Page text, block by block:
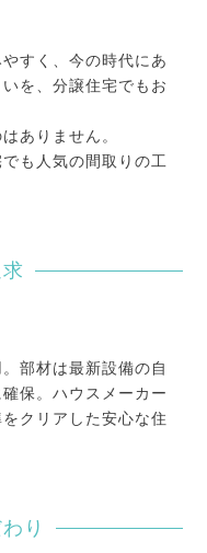
すく、今の時代にあ
を、分譲住宅でもお
ありません。
も人気の間取りの工
部材は最新設備の自
保。ハウスメーカー
クリアした安心な住
り